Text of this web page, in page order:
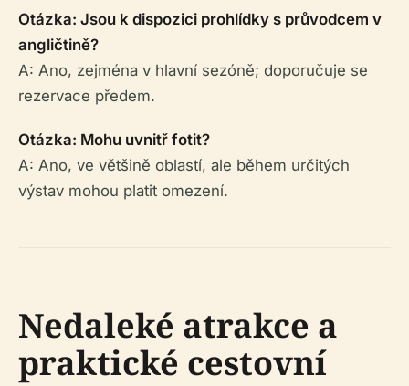
Otázka: Jsou k dispozici prohlídky s průvodcem v
angličtině?
A: Ano, zejména v hlavní sezóně; doporučuje se
rezervace předem.
Otázka: Mohu uvnitř fotit?
A: Ano, ve většině oblastí, ale během určitých
výstav mohou platit omezení.
Nedaleké atrakce a
praktické cestovní